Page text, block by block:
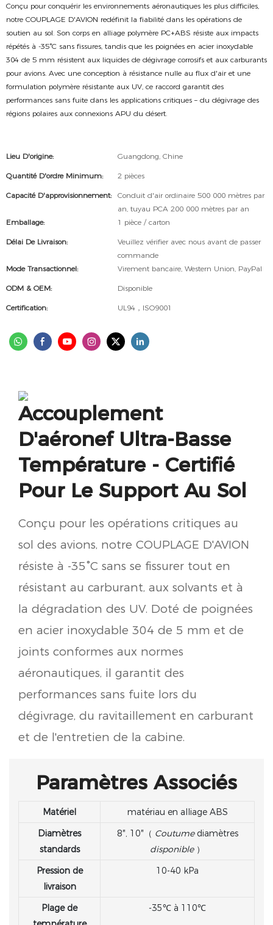
Conçu pour conquérir les environnements aéronautiques les plus difficiles,
notre COUPLAGE D'AVION redéfinit la fiabilité dans les opérations de
soutien au sol. Son corps en alliage polymère PC+ABS résiste aux impacts
répétés à -35°C sans fissures, tandis que les poignées en acier inoxydable
304 de 5 mm résistent aux liquides de dégivrage corrosifs et aux carburants
pour avions. Avec une conception à résistance nulle au flux d'air et une
formulation polymère résistante aux UV, ce raccord garantit des
performances sans fuite dans les applications critiques – du dégivrage des
régions polaires aux connexions APU du désert.
Lieu D'origine: Guangdong, Chine
Quantité D'ordre Minimum: 2 pièces
Capacité D'approvisionnement:
Conduit d'air ordinaire 500 000 mètres par
an, tuyau PCA 200 000 mètres par an
Emballage:
1 pièce / carton
Délai De Livraison:
Veuillez vérifier avec nous avant de passer
commande
Mode Transactionnel:
Virement bancaire, Western Union, PayPal
ODM & OEM: Disponible
Certification: UL94，ISO9001
Accouplement
D'aéronef Ultra-Basse
Température - Certifié
Pour Le Support Au Sol
Conçu pour les opérations critiques au
sol des avions, notre COUPLAGE D'AVION
résiste à -35°C sans se fissurer tout en
résistant au carburant, aux solvants et à
la dégradation des UV. Doté de poignées
en acier inoxydable 304 de 5 mm et de
joints conformes aux normes
aéronautiques, il garantit des
performances sans fuite lors du
dégivrage, du ravitaillement en carburant
et de l'entretien de la cabine.
Paramètres Associés
Matériel
matériau en alliage ABS
Diamètres
standards
8″, 10″（ Coutume diamètres
disponible ）
Pression de
livraison
10-40 kPa
Plage de
-35℃ à 110℃